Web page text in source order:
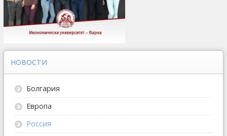
НОВОСТИ
Болгария
Европа
Россия